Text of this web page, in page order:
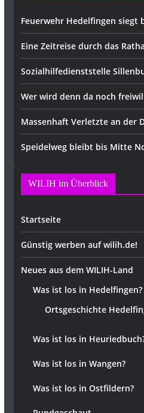
Feuerwehr Hedelfingen siegt
Eine Zeitreise durch das
Sozialhilfedienststelle
Wer wird denn da noch
Massenhaft Verletzte an der
Speidelweg bleibt bis Mitte
WILIH im Überblick
Startseite
Günstig werben auf wilih.de!
Neues aus dem WILIH-Land
Was ist los in Hedelfingen?
Ortsgeschichte
Was ist los in
Was ist los in Wangen?
Was ist los in Ostfildern?